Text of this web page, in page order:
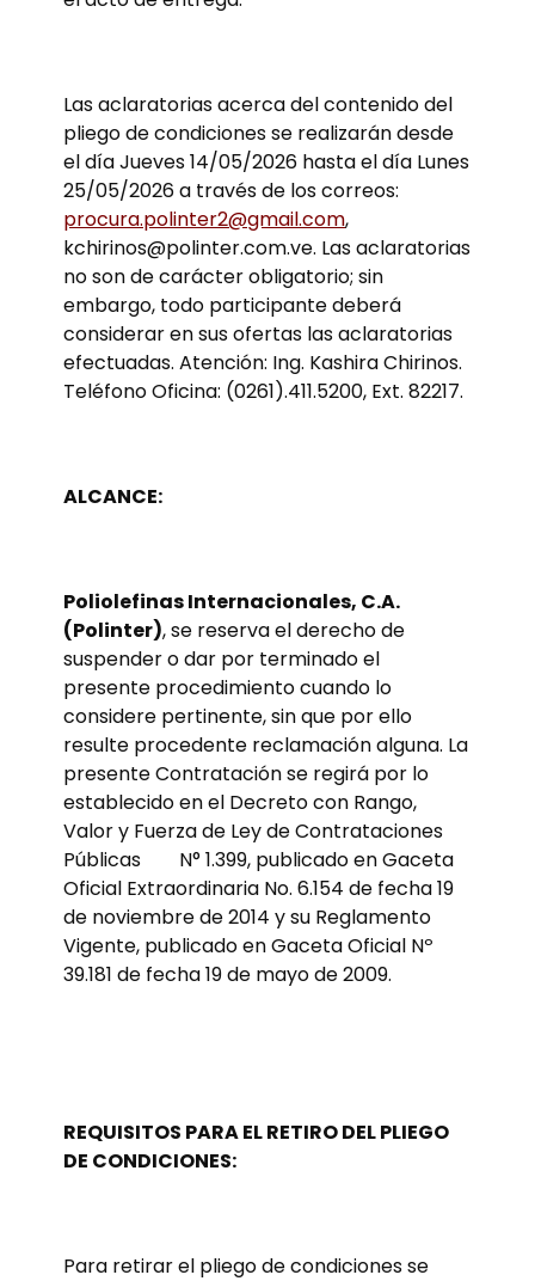
Las aclaratorias acerca del contenido del
pliego de condiciones se realizarán desde
el día Jueves 14/05/2026 hasta el día Lunes
25/05/2026 a través de los correos:
procura.polinter2@gmail.com,
kchirinos@polinter.com.ve. Las aclaratorias
no son de carácter obligatorio; sin
embargo, todo participante deberá
considerar en sus ofertas las aclaratorias
efectuadas. Atención: Ing. Kashira Chirinos.
Teléfono Oficina: (0261).411.5200, Ext. 82217.
ALCANCE:
Poliolefinas Internacionales, C.A.
(Polinter), se reserva el derecho de
suspender o dar por terminado el
presente procedimiento cuando lo
considere pertinente, sin que por ello
resulte procedente reclamación alguna. La
presente Contratación se regirá por lo
establecido en el Decreto con Rango,
Valor y Fuerza de Ley de Contrataciones
Públicas N° 1.399, publicado en Gaceta
Oficial Extraordinaria No. 6.154 de fecha 19
de noviembre de 2014 y su Reglamento
Vigente, publicado en Gaceta Oficial Nº
39.181 de fecha 19 de mayo de 2009.
REQUISITOS PARA EL RETIRO DEL PLIEGO
DE CONDICIONES:
Para retirar el pliego de condiciones se